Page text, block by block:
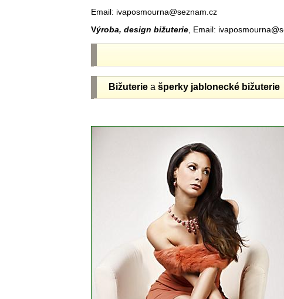
Email: ivaposmourna@seznam.cz
Výroba, design bižuterie, Email:
Bižuteriea šperky jablonecké bižuterie